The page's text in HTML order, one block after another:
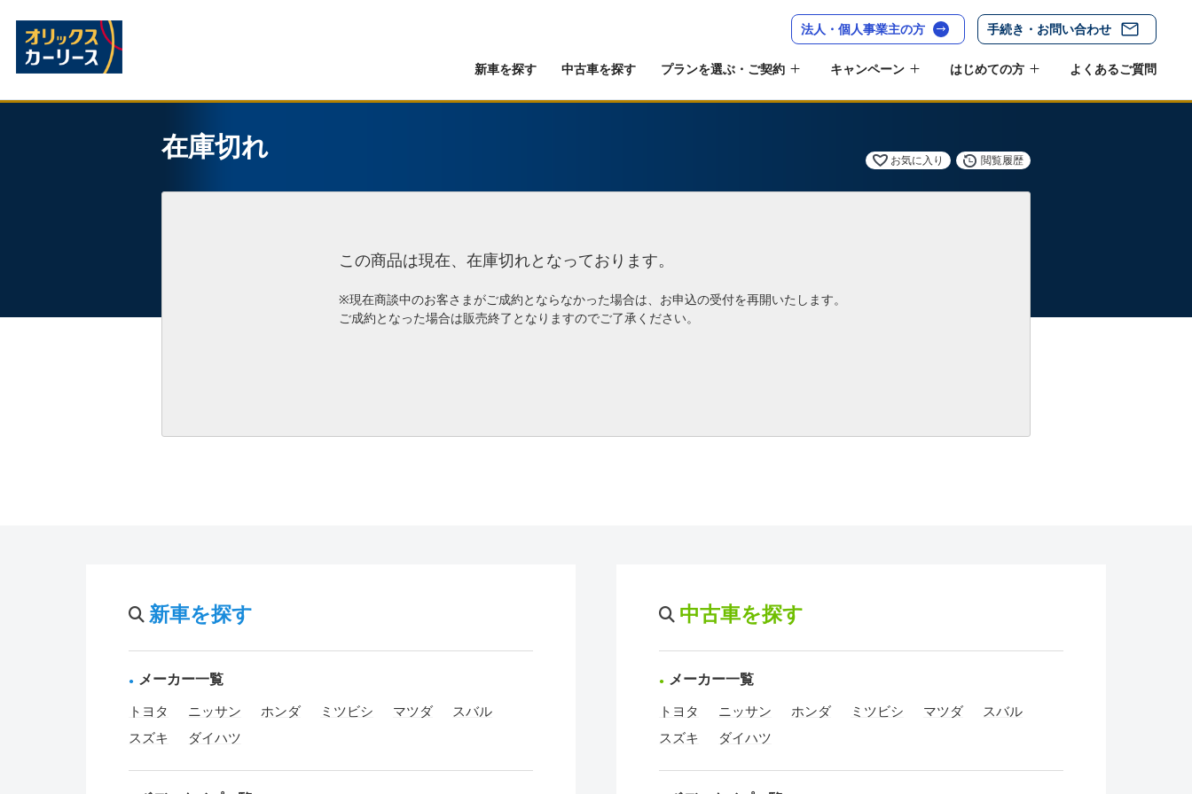
法人・個人事業主の方 手続き・お問い合わせ
新車を探す 中古車を探す プランを選ぶ・ご契約 キャンペーン はじめての方 よくあるご質問
在庫切れ お気に入り 閲覧履歴
この商品は現在、在庫切れとなっております。
※現在商談中のお客さまがご成約とならなかった場合は、お申込の受付を再開いたします。
ご成約となった場合は販売終了となりますのでご了承ください。
新車を探す
メーカー一覧
トヨタ ニッサン ホンダ ミツビシ マツダ
スバル
スズキ
ダイハツ
中古車を探す
メーカー一覧
トヨタ ニッサン ホンダ ミツビシ マツダ
スバル
スズキ
ダイハツ